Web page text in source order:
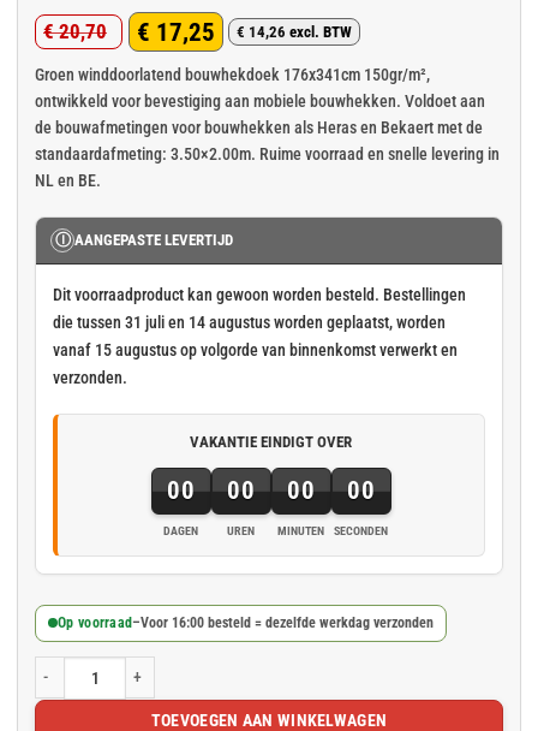
Gewaardeerd
5op 5
gebaseerd
op
3
klant
€20,70
Oorspronkelijke
prijs
was:
€ 20,70.
€ 17,25
Huidige
prijs
is:
€ 17,25.
€ 14,26 excl. BTW
Groen winddoorlatend bouwhekdoek 176x341cm 150gr/m²,
ontwikkeld voor bevestiging aan mobiele bouwhekken. Voldoet aan
de bouwafmetingen voor bouwhekken als Heras en Bekaert met de
standaardafmeting: 3.50×2.00m. Ruime voorraad en snelle levering in
NL en BE.
Ⓘ AANGEPASTE LEVERTIJD
Dit voorraadproduct kan gewoon worden besteld. Bestellingen
die tussen 31 juli en 14 augustus worden geplaatst, worden
vanaf 15 augustus op volgorde van binnenkomst verwerkt en
verzonden.
VAKANTIE EINDIGT OVER
00
DAGEN
00
UREN
00
MINUTEN
00
SECONDEN
Op voorraad –Voor 16:00 besteld = dezelfde werkdag verzonden
Groen winddoorlatend bouwhekdoek 176x341cm 150gr/m² aantal
TOEVOEGEN AAN WINKELWAGEN